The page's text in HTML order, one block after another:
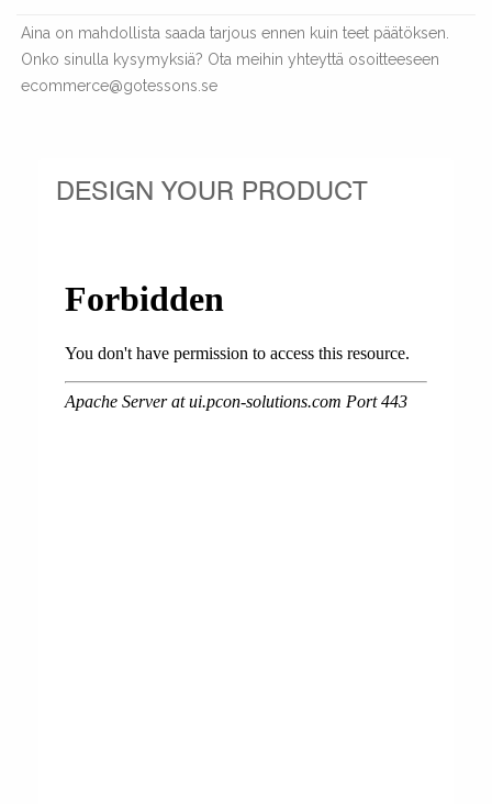
Aina on mahdollista saada tarjous ennen kuin teet päätöksen.
Onko sinulla kysymyksiä? Ota meihin yhteyttä osoitteeseen
ecommerce@gotessons.se
DESIGN YOUR PRODUCT